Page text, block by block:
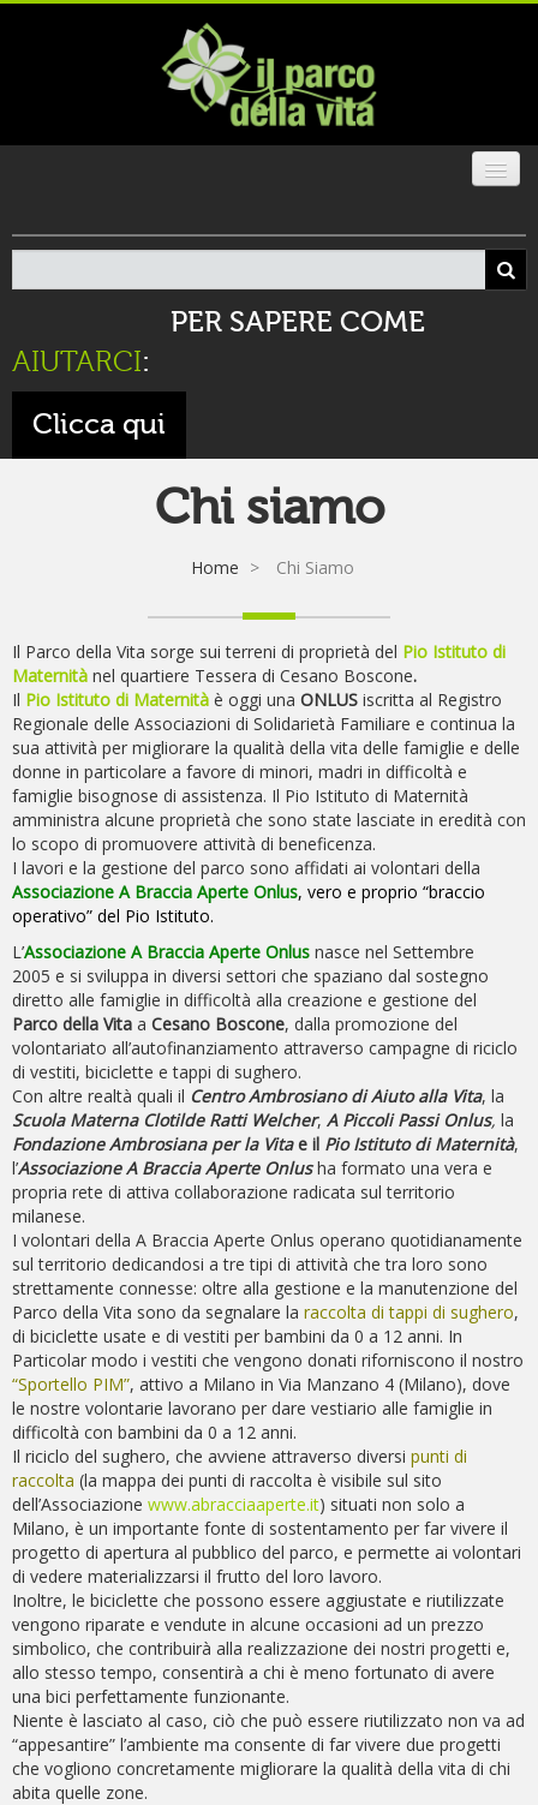
GALLERIA
SOSTIENICI
PER SAPERE COME
AIUTARCI:
Clicca qui
Chi siamo
Home > Chi Siamo
Il Parco della Vita sorge sui terreni di proprietà del Pio Istituto di
Maternità nel quartiere Tessera di Cesano Boscone.
Il Pio Istituto di Maternità è oggi una ONLUS iscritta al Registro
Regionale delle Associazioni di Solidarietà Familiare e continua la
sua attività per migliorare la qualità della vita delle famiglie e delle
donne in particolare a favore di minori, madri in difficoltà e
famiglie bisognose di assistenza. Il Pio Istituto di Maternità
amministra alcune proprietà che sono state lasciate in eredità con
lo scopo di promuovere attività di beneficenza.
I lavori e la gestione del parco sono affidati ai volontari della
Associazione A Braccia Aperte Onlus, vero e proprio “braccio
operativo” del Pio Istituto.
L’Associazione A Braccia Aperte Onlus nasce nel Settembre
2005 e si sviluppa in diversi settori che spaziano dal sostegno
diretto alle famiglie in difficoltà alla creazione e gestione del
Parco della Vita a Cesano Boscone, dalla promozione del
volontariato all’autofinanziamento attraverso campagne di riciclo
di vestiti, biciclette e tappi di sughero.
Con altre realtà quali il Centro Ambrosiano di Aiuto alla Vita, la
Scuola Materna Clotilde Ratti Welcher, A Piccoli Passi Onlus, la
Fondazione Ambrosiana per la Vitae il Pio Istituto di Maternità,
l’Associazione A Braccia Aperte Onlusha formato una vera e
propria rete di attiva collaborazione radicata sul territorio
milanese.
I volontari della A Braccia Aperte Onlus operano quotidianamente
sul territorio dedicandosi a tre tipi di attività che tra loro sono
strettamente connesse: oltre alla gestione e la manutenzione del
Parco della Vita sono da segnalare la raccolta di tappi di sughero,
di biciclette usate e di vestiti per bambini da 0 a 12 anni. In
Particolar modo i vestiti che vengono donati riforniscono il nostro
“Sportello PIM”, attivo a Milano in Via Manzano 4 (Milano), dove
le nostre volontarie lavorano per dare vestiario alle famiglie in
difficoltà con bambini da 0 a 12 anni.
Il riciclo del sughero, che avviene attraverso diversi punti di
raccolta (la mappa dei punti di raccolta è visibile sul sito
dell’Associazione www.abracciaaperte.it) situati non solo a
Milano, è un importante fonte di sostentamento per far vivere il
progetto di apertura al pubblico del parco, e permette ai volontari
di vedere materializzarsi il frutto del loro lavoro.
Inoltre, le biciclette che possono essere aggiustate e riutilizzate
vengono riparate e vendute in alcune occasioni ad un prezzo
simbolico, che contribuirà alla realizzazione dei nostri progetti e,
allo stesso tempo, consentirà a chi è meno fortunato di avere
una bici perfettamente funzionante.
Niente è lasciato al caso, ciò che può essere riutilizzato non va ad
“appesantire” l’ambiente ma consente di far vivere due progetti
che vogliono concretamente migliorare la qualità della vita di chi
abita quelle zone.